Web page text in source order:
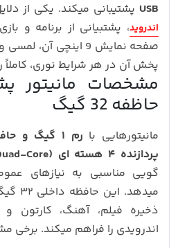
USB پشتیبانی میکند. یکی از
اندروید، پشتبیانی از برنامه و
صفحه‌ نمایش 9
پخش آن در هر شرایط نوری،
حاظفه 32 گیگ
مانیتورهایی با رم ۱ گیگ و حافظه ۳۲ گیگ
پردازنده ۴ هسته‌ ای (Quad-Core)
گویی مناسبی به نیازهای
ذخیره فیلم، آهنگ، کارتون
اندرویدی را فراهم میکند. برخی